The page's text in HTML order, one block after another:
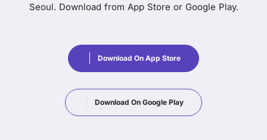
Seoul. Download from App Store or Google Play.
Download On App Store
Download On Google Play